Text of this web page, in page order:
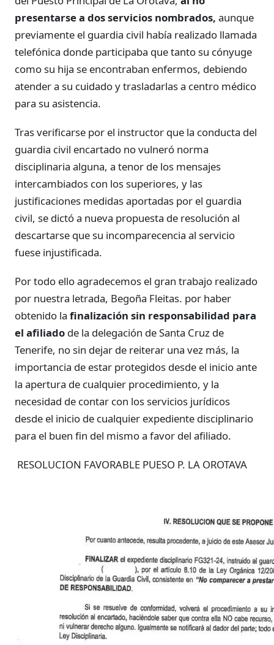
presentarse a dos servicios nombrados, aunque
previamente el guardia civil había realizado llamada
telefónica donde participaba que tanto su cónyuge
como su hija se encontraban enfermos, debiendo
atender a su cuidado y trasladarlas a centro médico
para su asistencia.
Tras verificarse por el instructor que la conducta del
guardia civil encartado no vulneró norma
disciplinaria alguna, a tenor de los mensajes
intercambiados con los superiores, y las
justificaciones medidas aportadas por el guardia
civil, se dictó a nueva propuesta de resolución al
descartarse que su incomparecencia al servicio
fuese injustificada.
Por todo ello agradecemos el gran trabajo realizado
por nuestra letrada, Begoña Fleitas. por haber
obtenido la finalización sin responsabilidad para
el afiliado de la delegación de Santa Cruz de
Tenerife, no sin dejar de reiterar una vez más, la
importancia de estar protegidos desde el inicio ante
la apertura de cualquier procedimiento, y la
necesidad de contar con los servicios jurídicos
desde el inicio de cualquier expediente disciplinario
para el buen fin del mismo a favor del afiliado.
RESOLUCION FAVORABLE PUESO P. LA OROTAVA